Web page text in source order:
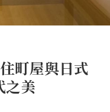
町屋與日式
之美